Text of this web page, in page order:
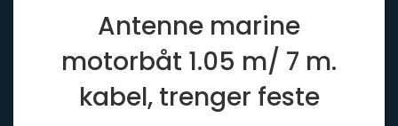
Antenne marine
motorbåt 1.05 m/ 7 m.
kabel, trenger feste